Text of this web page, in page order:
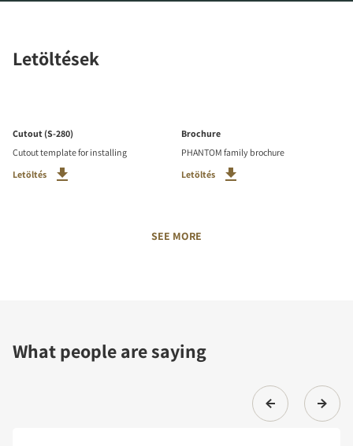
Letöltések
Cutout (S-280)
Cutout template for installing
Letöltés
Brochure
PHANTOM family brochure
Letöltés
SEE MORE
What people are saying